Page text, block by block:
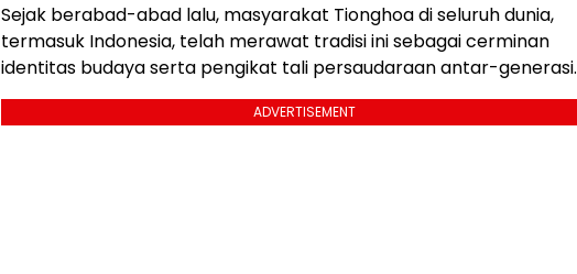
Sejak berabad-abad lalu, masyarakat Tionghoa di seluruh dunia,
termasuk Indonesia, telah merawat tradisi ini sebagai cerminan
identitas budaya serta pengikat tali persaudaraan antar-generasi.
ADVERTISEMENT